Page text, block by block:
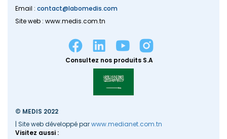
Email : contact@labomedis.com
Site web : www.medis.com.tn
Consultez nos produits S.A
© MEDIS 2022
| Site web développé parwww.medianet.com.tn
Visitez aussi :